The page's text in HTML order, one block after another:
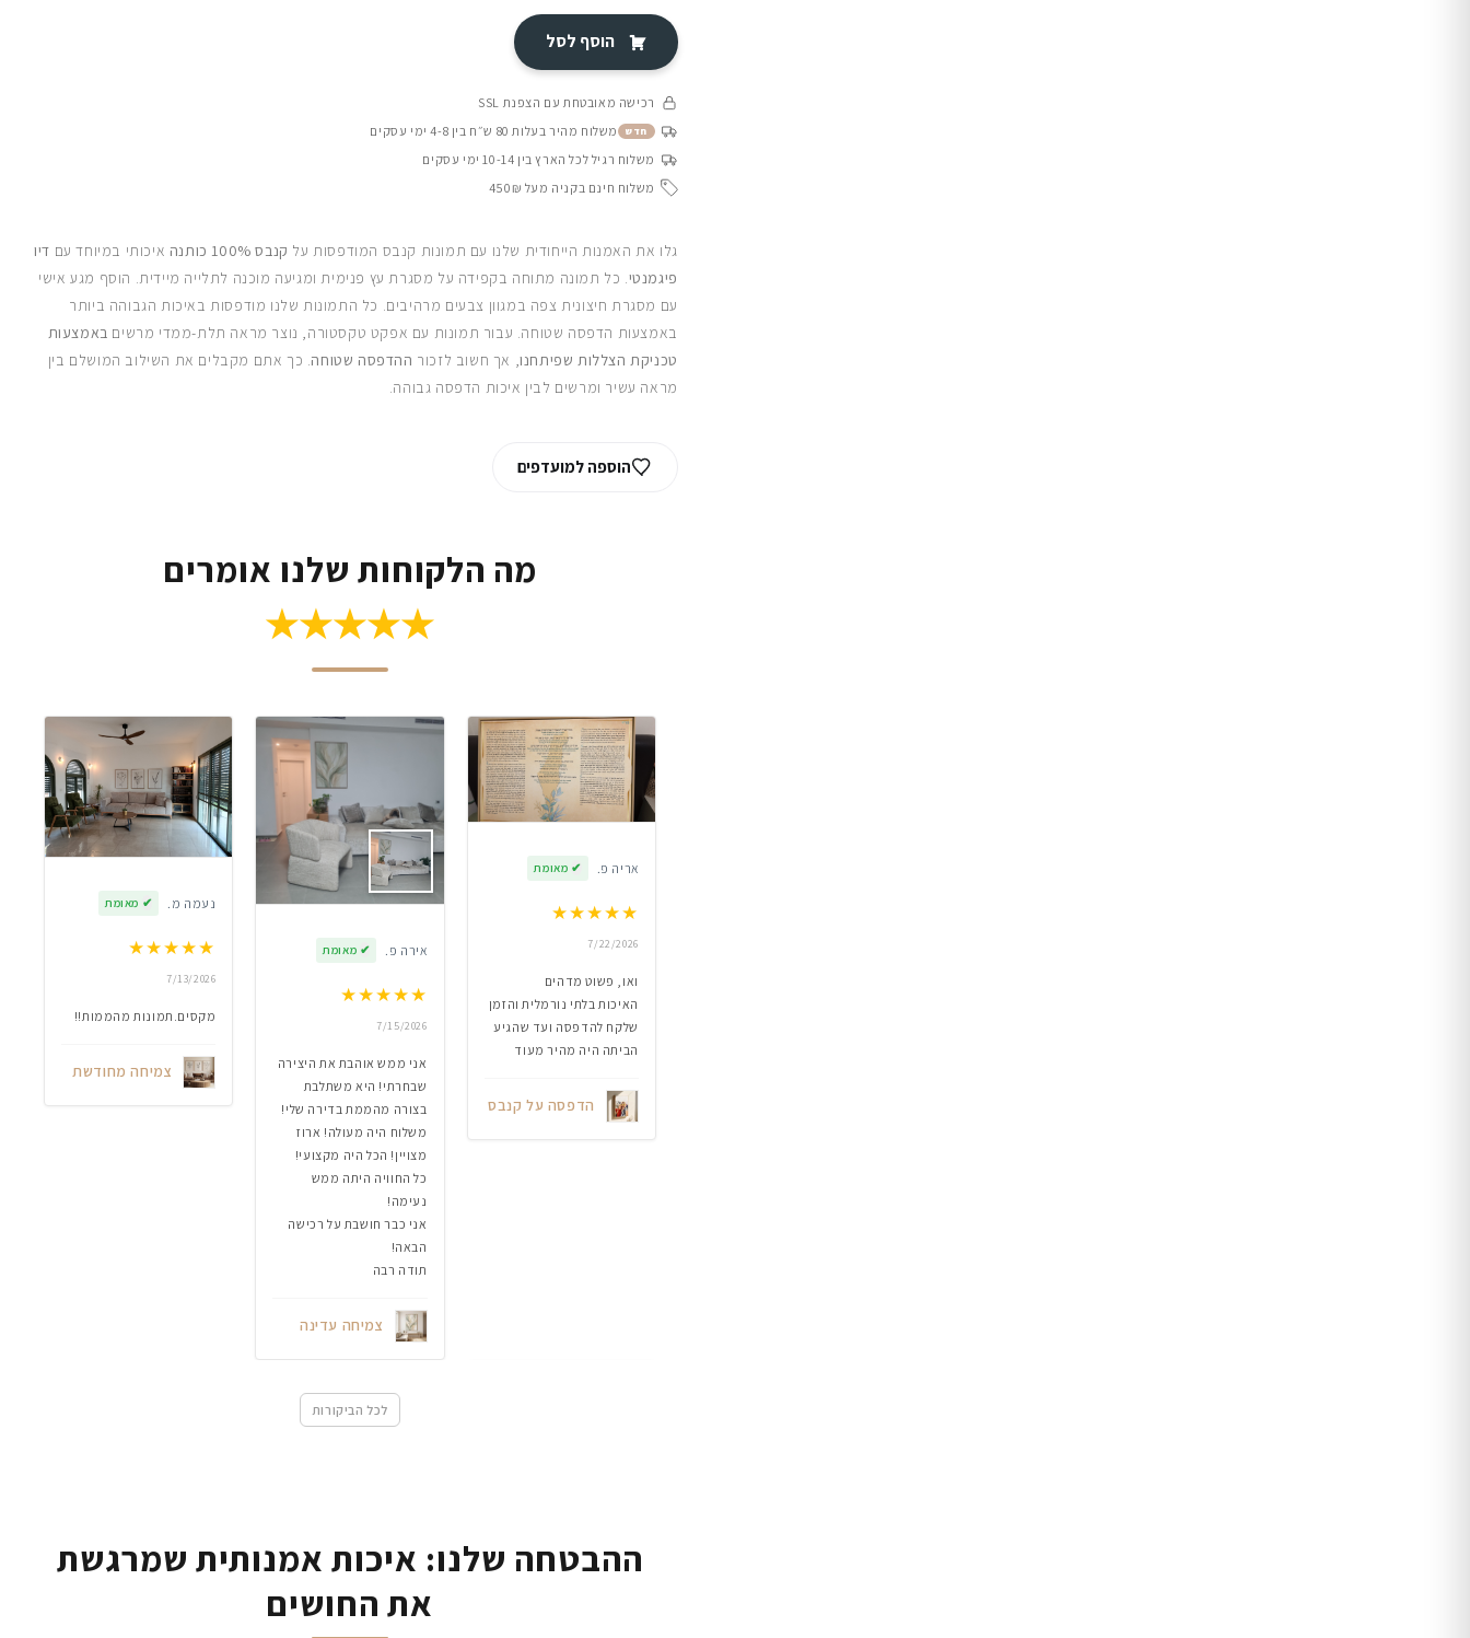
הוסף לסל
רכישה מאובטחת עם הצפנת SSL
חדש משלוח מהיר בעלות 80 ש״ח בין 4-8 ימי עסקים
משלוח רגיל לכל הארץ בין 10-14 ימי עסקים
משלוח חינם בקניה מעל 450₪
גלו את האמנות הייחודית שלנו עם תמונות קנבס המודפסות על קנבס 100% כותנה איכותי במיוחד עם דיו
פיגמנטי. כל תמונה מתוחה בקפידה על מסגרת עץ פנימית ומגיעה מוכנה לתלייה מיידית. הוסף מגע אישי
עם מסגרת חיצונית צפה במגוון צבעים מרהיבים. כל התמונות שלנו מודפסות באיכות הגבוהה ביותר
באמצעות הדפסה שטוחה. עבור תמונות עם אפקט טקסטורה, נוצר מראה תלת-ממדי מרשים באמצעות
טכניקת הצללות שפיתחנו, אך חשוב לזכור ההדפסה שטוחה. כך אתם מקבלים את השילוב המושלם בין
מראה עשיר ומרשים לבין איכות הדפסה גבוהה.
הוספה למועדפים
מה הלקוחות שלנו אומרים
★★★★★
אריה פ. ✔ מאומת
★★★★★
7/22/2026
ואו, פשוט מדהים
האיכות בלתי נורמלית והזמן
שלקח להדפסה ועד שהגיע
הביתה היה מהיר מעוד
הדפסה על קנבס
אירה פ. ✔ מאומת
★★★★★
7/15/2026
אני ממש אוהבת את היצירה
שבחרתי! היא משתלבת
בצורה מהממת בדירה שלי!
משלוח היה מעולה! ארוז
מצויין! הכל היה מקצועי!
כל החוויה היתה ממש
נעימה!
אני כבר חושבת על רכישה
הבאה!
תודה רבה
צמיחה עדינה
נעמה מ. ✔ מאומת
★★★★★
7/13/2026
מקסים.תמונות מהממות!!
צמיחה מחודשת
לכל הביקורות
ההבטחה שלנו: איכות אמנותית שמרגשת
את החושים